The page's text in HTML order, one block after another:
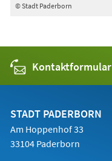
© Stadt Paderborn
Kontaktformular
STADT PADERBORN
Am Hoppenhof 33
33104 Paderborn